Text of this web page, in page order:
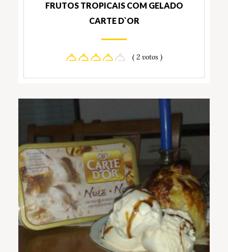
FRUTOS TROPICAIS COM GELADO
CARTE D`OR
( 2 votos )